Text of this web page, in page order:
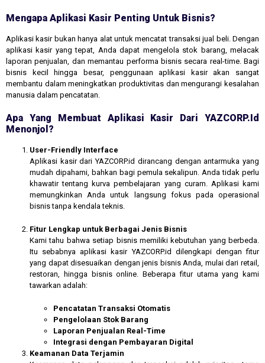
Mengapa Aplikasi Kasir Penting Untuk Bisnis?
Aplikasi kasir bukan hanya alat untuk mencatat transaksi jual beli. Dengan
aplikasi kasir yang tepat, Anda dapat mengelola stok barang, melacak
laporan penjualan, dan memantau performa bisnis secara real-time. Bagi
bisnis kecil hingga besar, penggunaan aplikasi kasir akan sangat
membantu dalam meningkatkan produktivitas dan mengurangi kesalahan
manusia dalam pencatatan.
Apa Yang Membuat Aplikasi Kasir Dari YAZCORP.id
Menonjol?
User-Friendly Interface
Aplikasi kasir dari YAZCORP.id dirancang dengan antarmuka yang
mudah dipahami, bahkan bagi pemula sekalipun. Anda tidak perlu
khawatir tentang kurva pembelajaran yang curam. Aplikasi kami
memungkinkan Anda untuk langsung fokus pada operasional
bisnis tanpa kendala teknis.
Fitur Lengkap untuk Berbagai Jenis Bisnis
Kami tahu bahwa setiap bisnis memiliki kebutuhan yang berbeda.
Itu sebabnya aplikasi kasir YAZCORP.id dilengkapi dengan fitur
yang dapat disesuaikan dengan jenis bisnis Anda, mulai dari retail,
restoran, hingga bisnis online. Beberapa fitur utama yang kami
tawarkan adalah:
Pencatatan Transaksi Otomatis
Pengelolaan Stok Barang
Laporan Penjualan Real-Time
Integrasi dengan Pembayaran Digital
Keamanan Data Terjamin